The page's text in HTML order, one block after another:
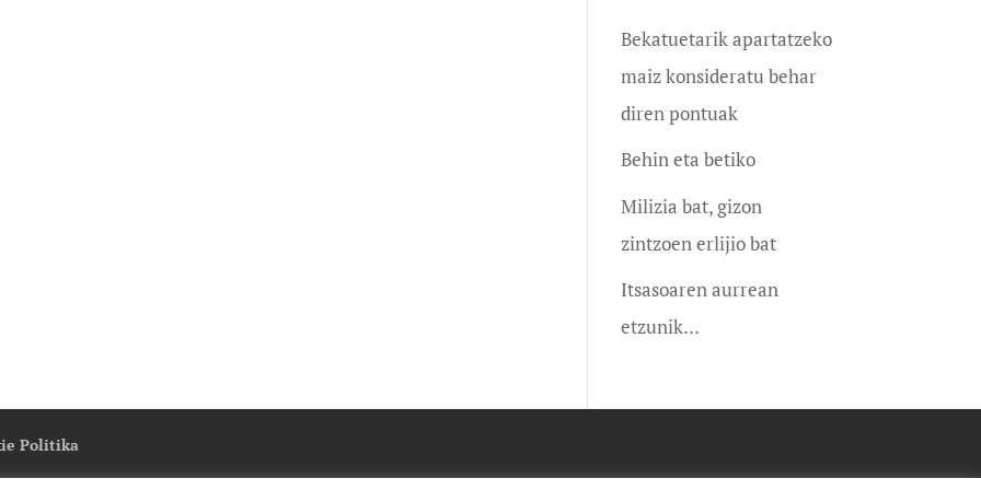
Bekatuetarik apartatzeko
maiz konsideratu behar
diren pontuak
Behin eta betiko
Milizia bat, gizon
zintzoen erlijio bat
Itsasoaren aurrean
etzunik…
Politika